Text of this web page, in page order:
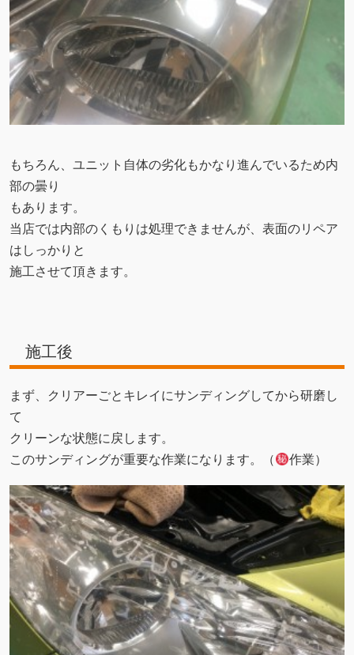
もちろん、ユニット自体の劣化もかなり進んでいるため内
部の曇り
もあります。
当店では内部のくもりは処理できませんが、表面のリペア
はしっかりと
施工させて頂きます。
施工後
まず、クリアーごとキレイにサンディングしてから研磨し
て
クリーンな状態に戻します。
このサンディングが重要な作業になります。（
作業）